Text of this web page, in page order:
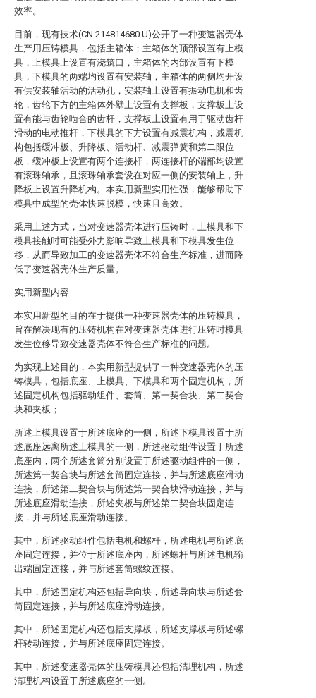
效率。
目前，现有技术(CN 214814680 U)公开了一种变速器壳体
生产用压铸模具，包括主箱体；主箱体的顶部设置有上模
具，上模具上设置有浇筑口，主箱体的内部设置有下模
具，下模具的两端均设置有安装轴，主箱体的两侧均开设
有供安装轴活动的活动孔，安装轴上设置有振动电机和齿
轮，齿轮下方的主箱体外壁上设置有支撑板，支撑板上设
置有能与齿轮啮合的齿杆，支撑板上设置有用于驱动齿杆
滑动的电动推杆，下模具的下方设置有减震机构，减震机
构包括缓冲板、升降板、活动杆、减震弹簧和第二限位
板，缓冲板上设置有两个连接杆，两连接杆的端部均设置
有滚珠轴承，且滚珠轴承套设在对应一侧的安装轴上，升
降板上设置升降机构。本实用新型实用性强，能够帮助下
模具中成型的壳体快速脱模，快速且高效。
采用上述方式，当对变速器壳体进行压铸时，上模具和下
模具接触时可能受外力影响导致上模具和下模具发生位
移，从而导致加工的变速器壳体不符合生产标准，进而降
低了变速器壳体生产质量。
实用新型内容
本实用新型的目的在于提供一种变速器壳体的压铸模具，
旨在解决现有的压铸机构在对变速器壳体进行压铸时模具
发生位移导致变速器壳体不符合生产标准的问题。
为实现上述目的，本实用新型提供了一种变速器壳体的压
铸模具，包括底座、上模具、下模具和两个固定机构，所
述固定机构包括驱动组件、套筒、第一契合块、第二契合
块和夹板；
所述上模具设置于所述底座的一侧，所述下模具设置于所
述底座远离所述上模具的一侧，所述驱动组件设置于所述
底座内，两个所述套筒分别设置于所述驱动组件的一侧，
所述第一契合块与所述套筒固定连接，并与所述底座滑动
连接，所述第二契合块与所述第一契合块滑动连接，并与
所述底座滑动连接，所述夹板与所述第二契合块固定连
接，并与所述底座滑动连接。
其中，所述驱动组件包括电机和螺杆，所述电机与所述底
座固定连接，并位于所述底座内，所述螺杆与所述电机输
出端固定连接，并与所述套筒螺纹连接。
其中，所述固定机构还包括导向块，所述导向块与所述套
筒固定连接，并与所述底座滑动连接。
其中，所述固定机构还包括支撑板，所述支撑板与所述螺
杆转动连接，并与所述底座固定连接。
其中，所述变速器壳体的压铸模具还包括清理机构，所述
清理机构设置于所述底座的一侧。